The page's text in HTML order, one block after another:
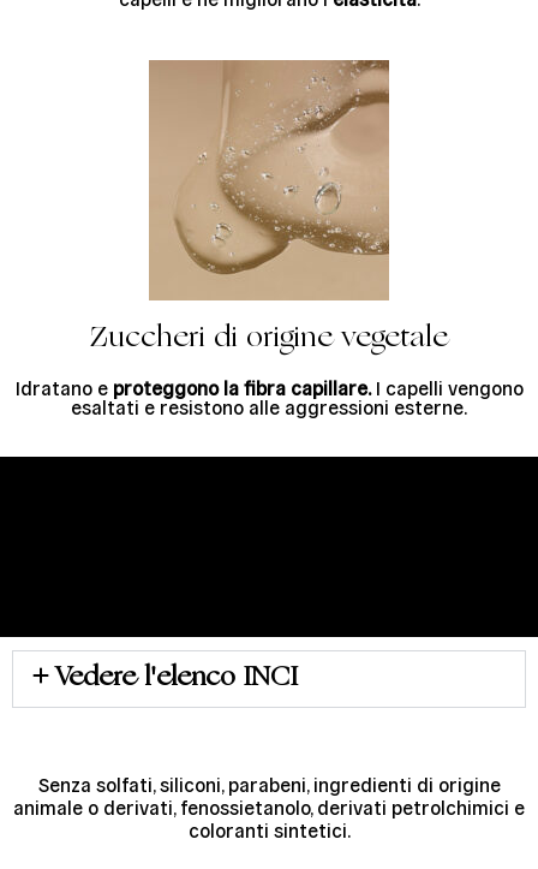
Zuccheri di origine vegetale
Idratano e proteggono la fibra capillare.I capelli vengono
esaltati e resistono alle aggressioni esterne.
Vedere l'elenco INCI
Senza solfati, siliconi, parabeni, ingredienti di origine
animale o derivati, fenossietanolo, derivati petrolchimici e
coloranti sintetici.